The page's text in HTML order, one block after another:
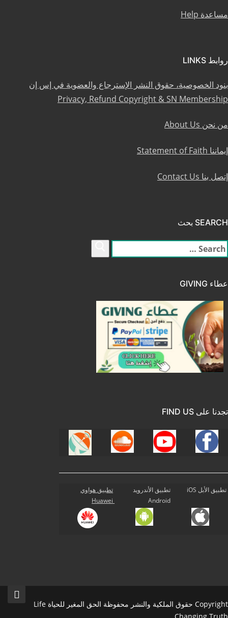
مساعدة Help
روابط LINKS
بنود الخصوصية، حقوق النشر الإسترجاع والعضوية في إس إن
Privacy, Refund Copyright & SN Membership
من نحن About Us
إيماننا Statement of Faith
إتصل بنا Contact Us
SEARCH بحث
البحث
عن:
عطاء GIVING
تجدنا على FIND US
تطبيق الأبل iOS
تطبيق الأندرويد
Android
تطبيق هواوي
Copyright حقوق الملكية والنشر محفوظة الحق المغير للحياة Life